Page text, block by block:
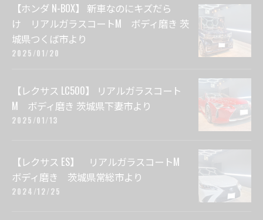
【ホンダ N-BOX】 新車なのにキズだら
け リアルガラスコートM ボディ磨き 茨
城県つくば市より
2025/01/20
【レクサス LC500】 リアルガラスコート
M ボディ磨き 茨城県下妻市より
2025/01/13
【レクサス ES】 リアルガラスコートM
ボディ磨き 茨城県常総市より
2024/12/25